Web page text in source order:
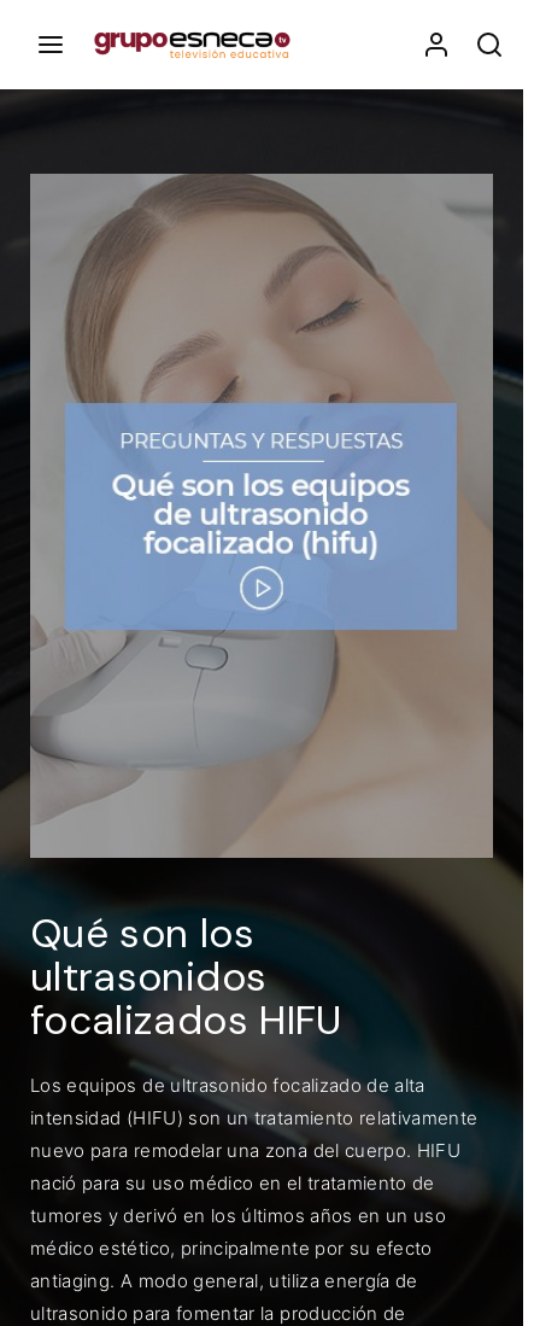
Qué son los
ultrasonidos
focalizados HIFU
Los equipos de ultrasonido focalizado de alta
intensidad (HIFU) son un tratamiento relativamente
nuevo para remodelar una zona del cuerpo. HIFU
nació para su uso médico en el tratamiento de
tumores y derivó en los últimos años en un uso
médico estético, principalmente por su efecto
antiaging. A modo general, utiliza energía de
ultrasonido para fomentar la producción de
Esneca TV
Iniciar Sesión
Para iniciar sesión debes introducir el
mismo usuario y contraseña que utilizas
para acceder al campus virtual:
https://elcampusonline.com
Dirección de correo electrónico
ENTRAR
Recuérdame